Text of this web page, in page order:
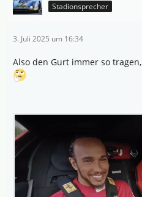
Stadionsprecher
3. Juli 2025 um 16:34
Also den Gurt immer so